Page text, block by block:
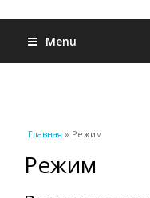
Menu
Вы здесь
Главная » Режим
Режим